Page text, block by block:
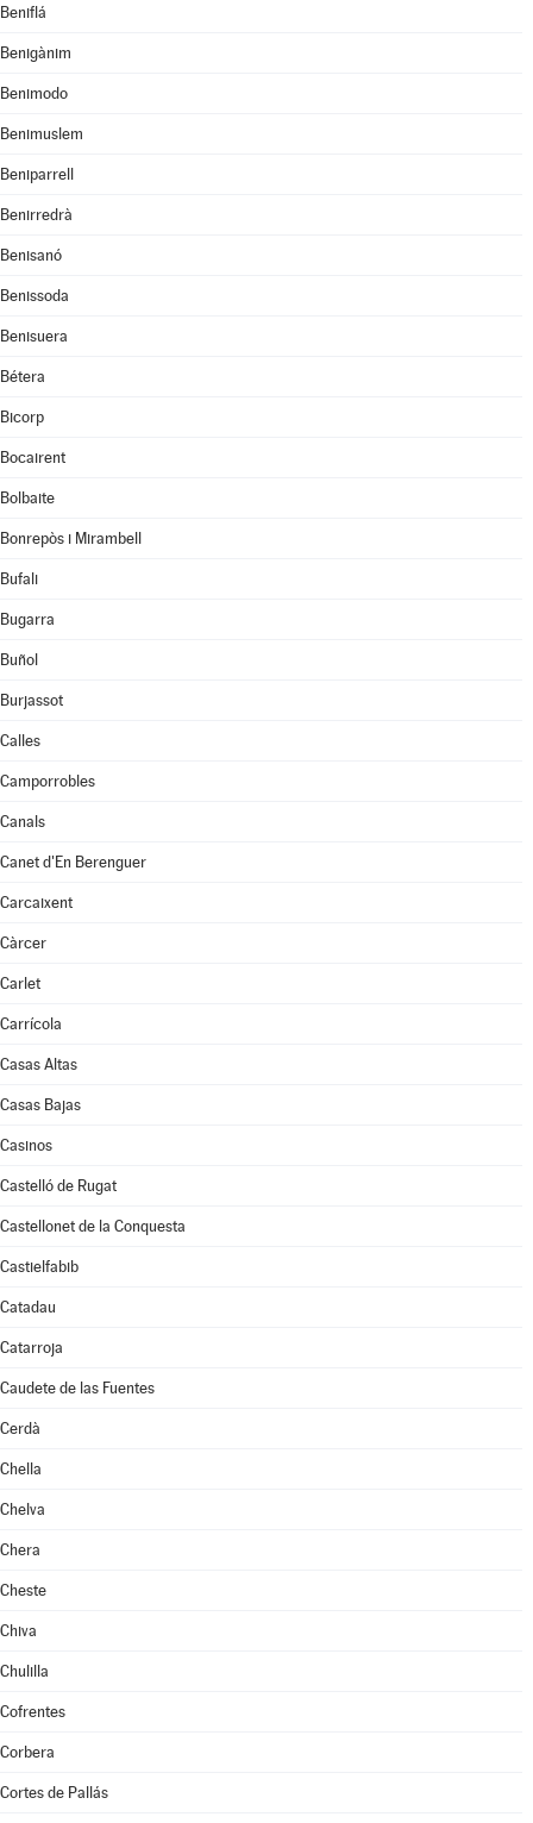
Beniflá
Benigànim
Benimodo
Benimuslem
Beniparrell
Benirredrà
Benisanó
Benissoda
Benisuera
Bétera
Bicorp
Bocairent
Bolbaite
Bonrepòs i Mirambell
Bufali
Bugarra
Buñol
Burjassot
Calles
Camporrobles
Canals
Canet d'En Berenguer
Carcaixent
Càrcer
Carlet
Carrícola
Casas Altas
Casas Bajas
Casinos
Castelló de Rugat
Castellonet de la Conquesta
Castielfabib
Catadau
Catarroja
Caudete de las Fuentes
Cerdà
Chella
Chelva
Chera
Cheste
Chiva
Chulilla
Cofrentes
Corbera
Cortes de Pallás